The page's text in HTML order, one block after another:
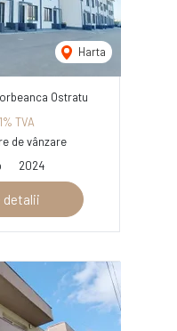
Harta
Ostratu
TVA
de vânzare
2024
detalii